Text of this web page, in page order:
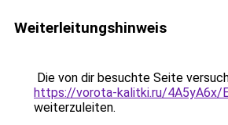
Weiterleitungshinweis
Die von dir besuchte Seite
https://vorota-kalitki.ru/4A5yA6x/
weiterzuleiten.